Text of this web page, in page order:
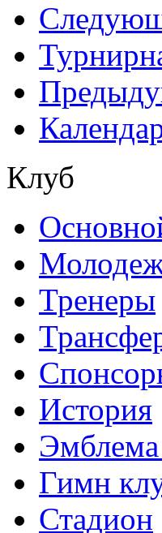
Клуб
Тренеры
История
Эмблема
Гимн
Стадион